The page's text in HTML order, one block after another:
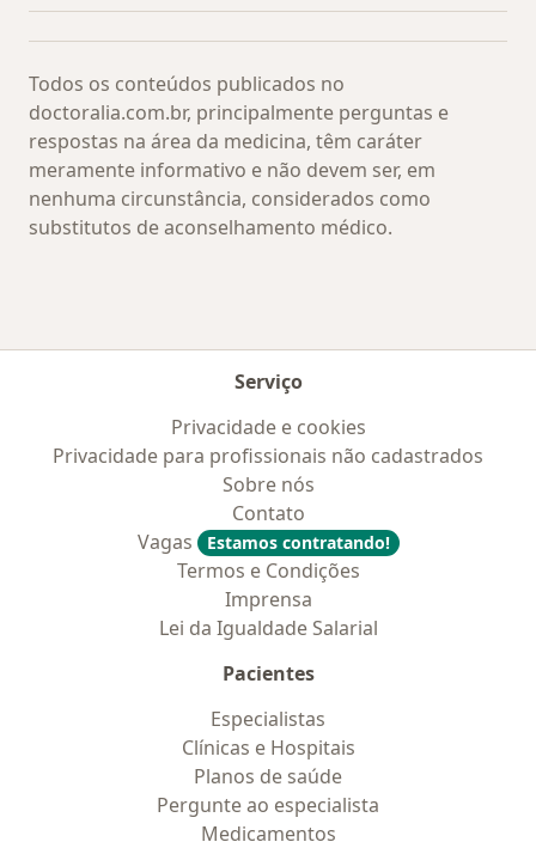
Todos os conteúdos publicados no
doctoralia.com.br, principalmente perguntas e
respostas na área da medicina, têm caráter
meramente informativo e não devem ser, em
nenhuma circunstância, considerados como
substitutos de aconselhamento médico.
Serviço
Privacidade e cookies
Privacidade para profissionais não cadastrados
Sobre nós
Contato
Vagas
Estamos contratando!
Termos e Condições
Imprensa
Lei da Igualdade Salarial
Pacientes
Especialistas
Clínicas e Hospitais
Planos de saúde
Pergunte ao especialista
Medicamentos